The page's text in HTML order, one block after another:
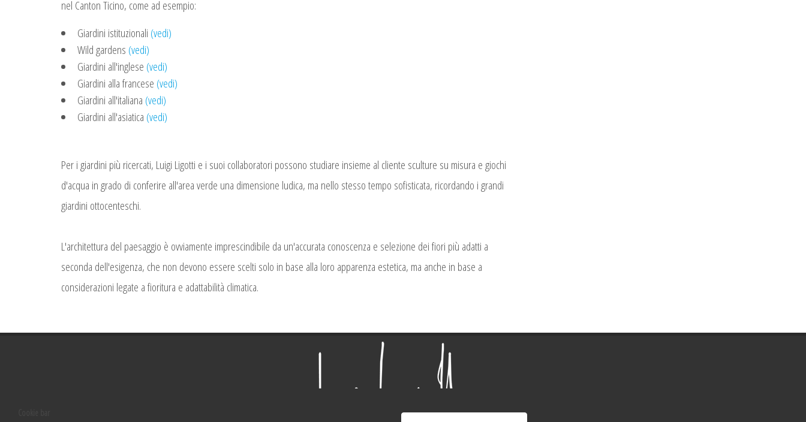
nel Canton Ticino, come ad esempio:
Giardini istituzionali (vedi)
Wild gardens (vedi)
Giardini all'inglese (vedi)
Giardini alla francese (vedi)
Giardini all'italiana (vedi)
Giardini all'asiatica (vedi)
Per i giardini più ricercati, Luigi Ligotti e i suoi collaboratori possono studiare insieme al cliente sculture su misura e giochi
d'acqua in grado di conferire all'area verde una dimensione ludica, ma nello stesso tempo sofisticata, ricordando i grandi
giardini ottocenteschi.
L'architettura del paesaggio è ovviamente imprescindibile da un'accurata conoscenza e selezione dei fiori più adatti a
seconda dell'esigenza, che non devono essere scelti solo in base alla loro apparenza estetica, ma anche in base a
considerazioni legate a fioritura e adattabilità climatica.